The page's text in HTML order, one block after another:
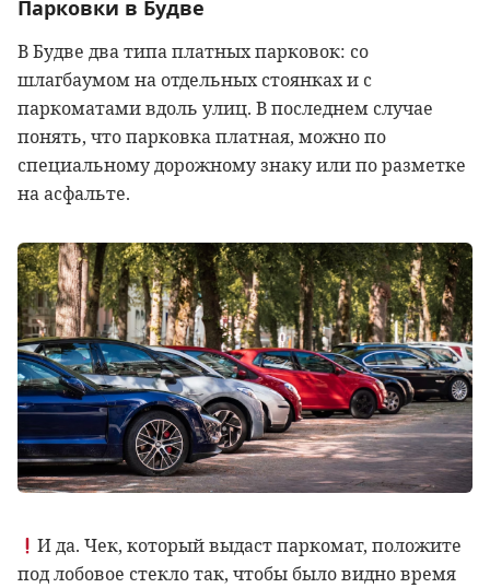
Парковки в Будве
В Будве два типа платных парковок: со
шлагбаумом на отдельных стоянках и с
паркоматами вдоль улиц. В последнем случае
понять, что парковка платная, можно по
специальному дорожному знаку или по разметке
на асфальте.
И да. Чек, который выдаст паркомат, положите
под лобовое стекло так, чтобы было видно время